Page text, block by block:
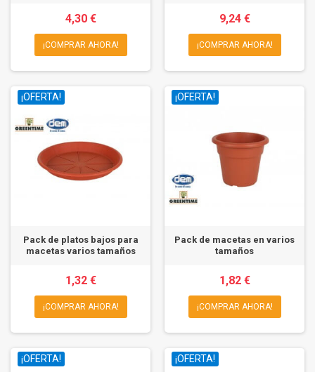
4,30 €
¡COMPRAR AHORA!
9,24 €
¡COMPRAR AHORA!
¡OFERTA!
Pack de platos bajos para
macetas varios tamaños
1,32 €
¡COMPRAR AHORA!
¡OFERTA!
Pack de macetas en varios
tamaños
1,82 €
¡COMPRAR AHORA!
¡OFERTA! ¡OFERTA!